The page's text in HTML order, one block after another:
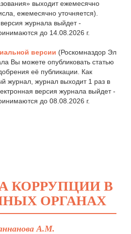
выходит ежемесячно
ежемесячно уточняется).
журнала выйдет -
до 14.08.2026 г.
версии (Роскомназдор Эл
Вы можете опубликовать статью
её публикации. Как
журнал, журнал выходит 1 раз в
версия журнала выйдет -
до 08.08.2026 г.
КОРРУПЦИИ В
ОРГАНАХ
А.М.